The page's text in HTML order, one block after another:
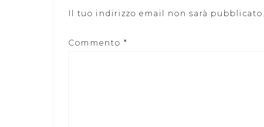
Il tuo indirizzo email non sarà pubblicato.
Commento *